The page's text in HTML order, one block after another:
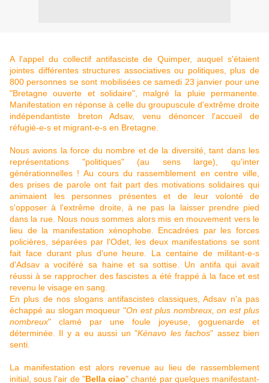
A l'appel du collectif antifasciste de Quimper, auquel s'étaient
jointes différentes structures associatives ou politiques, plus de
800 personnes se sont mobilisées ce samedi 23 janvier pour une
"Bretagne ouverte et solidaire", malgré la pluie permanente.
Manifestation en réponse à celle du groupuscule d'extrême droite
indépendantiste breton Adsav, venu dénoncer l'accueil de
réfugié-e-s et migrant-e-s en Bretagne.
Nous avions la force du nombre et de la diversité, tant dans les
représentations "politiques" (au sens large), qu'inter
générationnelles ! Au cours du rassemblement en centre ville,
des prises de parole ont fait part des motivations solidaires qui
animaient les personnes présentes et de leur volonté de
s'opposer à l'extrême droite, à ne pas la laisser prendre pied
dans la rue. Nous nous sommes alors mis en mouvement vers le
lieu de la manifestation xénophobe. Encadrées par les forces
policières, séparées par l'Odet, les deux manifestations se sont
fait face durant plus d'une heure. La centaine de militant-e-s
d'Adsav a vociféré sa haine et sa sottise. Un antifa qui avait
réussi à se rapprocher des fascistes a été frappé à la face et est
revenu le visage en sang.
En plus de nos slogans antifascistes classiques, Adsav n'a pas
échappé au slogan moqueur "On est plus nombreux, on est plus
nombreux" clamé par une foule joyeuse, goguenarde et
déterminée. Il y a eu aussi un "Kénavo les fachos" assez bien
senti.
La manifestation est alors revenue au lieu de rassemblement
initial, sous l'air de "Bella ciao" chanté par quelques manifestant-